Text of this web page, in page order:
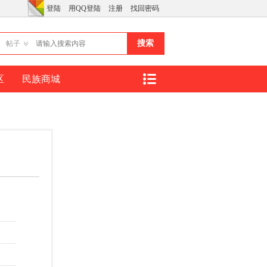
登陆 用QQ登陆 注册 找回密码
帖子 搜索
民族商城